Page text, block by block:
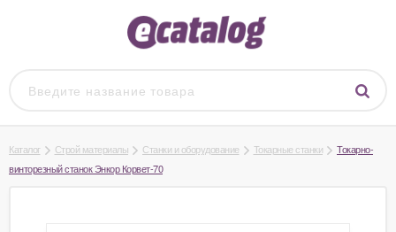
Каталог Строй материалы Станки и оборудование Токарные станки
Токарно-
винторезный станок Энкор Корвет-70